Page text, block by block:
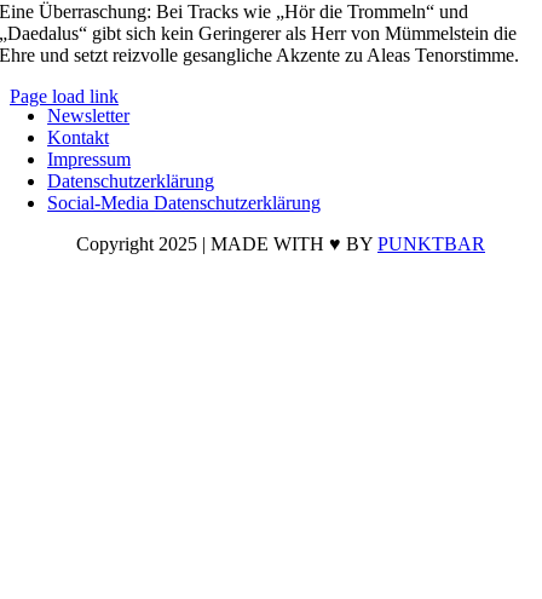
Eine Überraschung: Bei Tracks wie „Hör die Trommeln“ und
„Daedalus“ gibt sich kein Geringerer als Herr von Mümmelstein die
Ehre und setzt reizvolle gesangliche Akzente zu Aleas Tenorstimme.
Newsletter
Kontakt
Impressum
Datenschutzerklärung
Social-Media Datenschutzerklärung
Copyright 2025 | MADE WITH ♥ BY PUNKTBAR
Page load link
Nach
oben